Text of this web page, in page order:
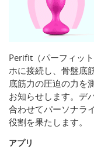
Perifit（パーフィッ
ホに接続し、骨盤底
底筋力の圧迫の力を
お知らせします。デ
合わせてパーソナラ
役割を果たします。
アプリ